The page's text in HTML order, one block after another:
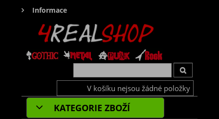
Informace
V košíku nejsou žádné položky
KATEGORIE ZBOŽÍ